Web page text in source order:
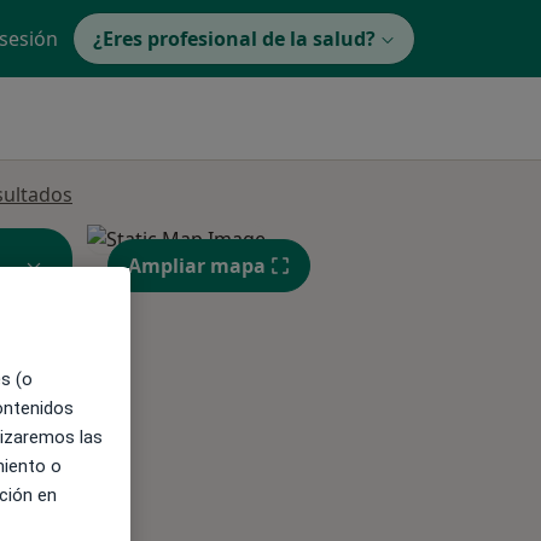
¿Eres profesional de la salud?
Ampliar mapa
(o
las
o
en